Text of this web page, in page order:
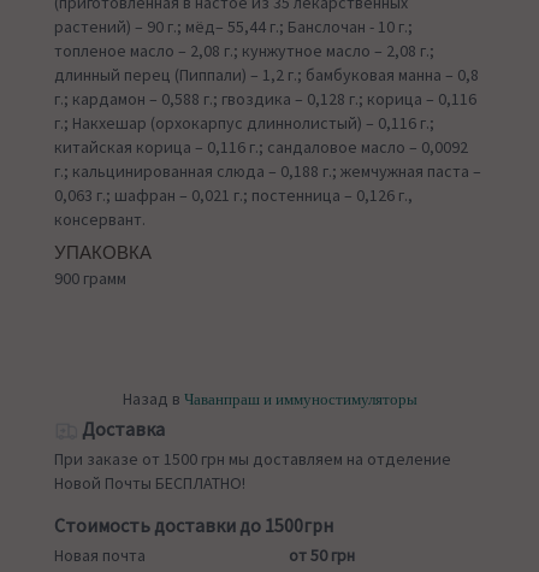
растений) – 90 г.; мёд– 55,44 г.; Банслочан - 10 г.;
топленое масло – 2,08 г.; кунжутное масло – 2,08 г.;
длинный перец (Пиппали) – 1,2 г.; бамбуковая манна – 0,8
г.; кардамон – 0,588 г.; гвоздика – 0,128 г.; корица – 0,116
г.; Накхешар (орхокарпус длиннолистый) – 0,116 г.;
китайская корица – 0,116 г.; сандаловое масло – 0,0092
г.; кальцинированная слюда – 0,188 г.; жемчужная паста –
0,063 г.; шафран – 0,021 г.; постенница – 0,126 г.,
консервант.
УПАКОВКА
900 грамм
Назад в Чаванпраш и иммуностимуляторы
Доставка
При заказе от 1500 грн мы доставляем на отделение
Новой Почты БЕСПЛАТНО!
Стоимость доставки до 1500грн
Новая почта от 50 грн